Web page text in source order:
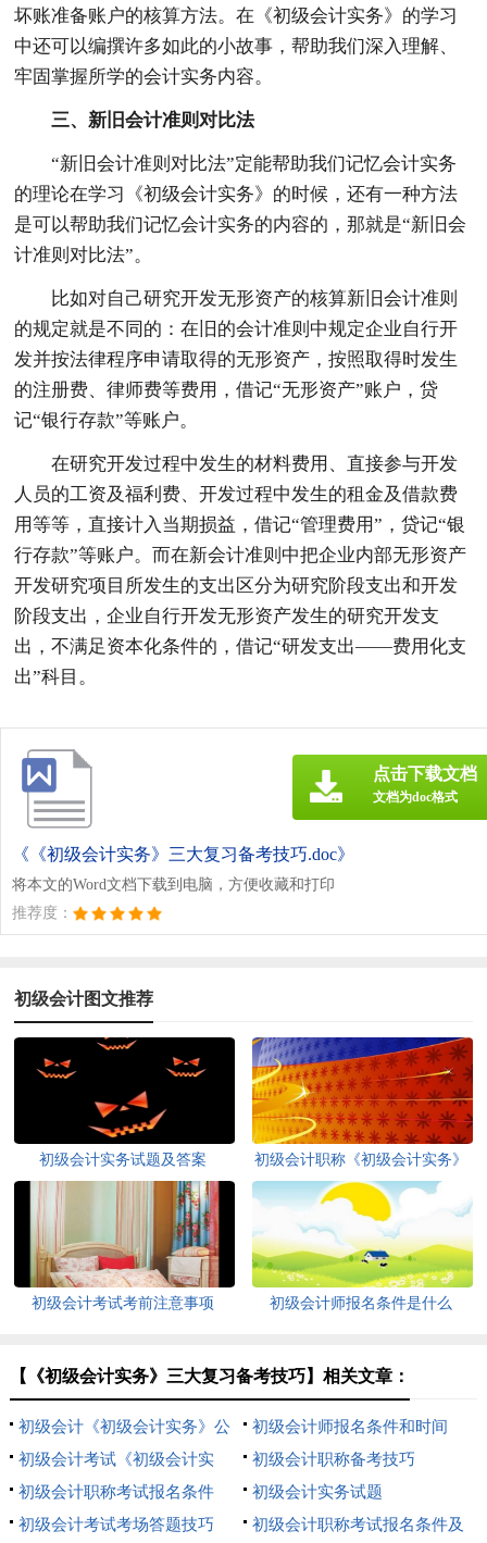
坏账准备账户的核算方法。在《初级会计实务》的学习
中还可以编撰许多如此的小故事，帮助我们深入理解、
牢固掌握所学的会计实务内容。
三、新旧会计准则对比法
“新旧会计准则对比法”定能帮助我们记忆会计实务
的理论在学习《初级会计实务》的时候，还有一种方法
是可以帮助我们记忆会计实务的内容的，那就是“新旧会
计准则对比法”。
比如对自己研究开发无形资产的核算新旧会计准则
的规定就是不同的：在旧的会计准则中规定企业自行开
发并按法律程序申请取得的无形资产，按照取得时发生
的注册费、律师费等费用，借记“无形资产”账户，贷
记“银行存款”等账户。
在研究开发过程中发生的材料费用、直接参与开发
人员的工资及福利费、开发过程中发生的租金及借款费
用等等，直接计入当期损益，借记“管理费用”，贷记“银
行存款”等账户。而在新会计准则中把企业内部无形资产
开发研究项目所发生的支出区分为研究阶段支出和开发
阶段支出，企业自行开发无形资产发生的研究开发支
出，不满足资本化条件的，借记“研发支出——费用化支
出”科目。
《《初级会计实务》三大复习备考技巧.doc》
将本文的Word文档下载到电脑，方便收藏和打印
推荐度：
点击下载文档
文档为doc格式
初级会计图文推荐
初级会计实务试题及答案
初级会计职称《初级会计实务》
判断题精选
初级会计考试考前注意事项 初级会计师报名条件是什么
【《初级会计实务》三大复习备考技巧】相关文章：
初级会计《初级会计实务》公
式汇总
初级会计师报名条件和时间
初级会计考试《初级会计实
务》单项选择题
初级会计职称备考技巧
初级会计职称考试报名条件
初级会计实务试题
初级会计考试考场答题技巧
初级会计职称考试报名条件及